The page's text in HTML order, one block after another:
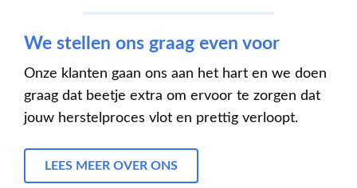
We stellen ons graag even voor
Onze klanten gaan ons aan het hart en we doen
graag dat beetje extra om ervoor te zorgen dat
jouw herstelproces vlot en prettig verloopt.
LEES MEER OVER ONS